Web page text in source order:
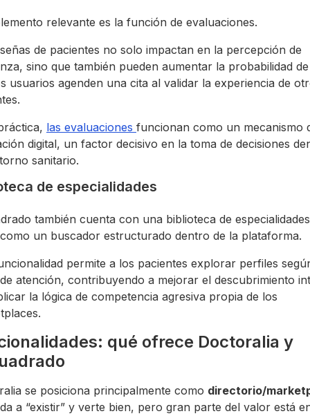
relevante es la función de evaluaciones.
de pacientes no solo impactan en la percepción de
sino que también pueden aumentar la probabilidad
usuarios agenden una cita al validar la experiencia de
las evaluaciones funcionan como un mecanismo
digital, un factor decisivo en la toma de decisiones
sanitario.
de especialidades
también cuenta con una biblioteca de
un buscador estructurado dentro de la plataforma.
permite a los pacientes explorar perfiles
atención, contribuyendo a mejorar el descubrimiento
la lógica de competencia agresiva propia de los
qué ofrece Doctoralia y
se posiciona principalmente como directorio/
a “existir” y verte bien, pero gran parte del valor está